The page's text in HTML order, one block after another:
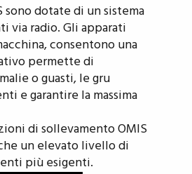
sono dotate di un sistema
via radio. Gli apparati
consentono una
permette di
o guasti, le gru
e garantire la massima
di sollevamento OMIS
un elevato livello di
più esigenti.